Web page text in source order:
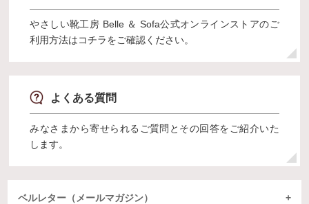
やさしい靴工房 Belle ＆ Sofa公式オンラインストアのご
利用方法はコチラをご確認ください。
よくある質問
みなさまから寄せられるご質問とその回答をご紹介いた
します。
ベルレター（メールマガジン）